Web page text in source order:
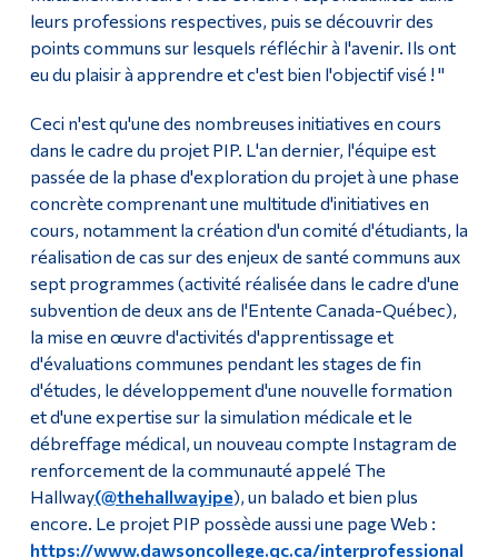
leurs professions respectives, puis se découvrir des
points communs sur lesquels réfléchir à l'avenir. Ils ont
eu du plaisir à apprendre et c'est bien l'objectif visé ! "
Ceci n'est qu'une des nombreuses initiatives en cours
dans le cadre du projet PIP. L'an dernier, l'équipe est
passée de la phase d'exploration du projet à une phase
concrète comprenant une multitude d'initiatives en
cours, notamment la création d'un comité d'étudiants, la
réalisation de cas sur des enjeux de santé communs aux
sept programmes (activité réalisée dans le cadre d'une
subvention de deux ans de l'Entente Canada-Québec),
la mise en œuvre d'activités d'apprentissage et
d'évaluations communes pendant les stages de fin
d'études, le développement d'une nouvelle formation
et d'une expertise sur la simulation médicale et le
débreffage médical, un nouveau compte Instagram de
renforcement de la communauté appelé The
Hallway(@thehallwayipe), un balado et bien plus
encore. Le projet PIP possède aussi une page Web :
https://www.dawsoncollege.qc.ca/interprofessional